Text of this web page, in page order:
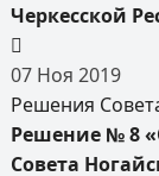
Черкесской
07 Ноя 2019
Решения
Решение № 8
Совета